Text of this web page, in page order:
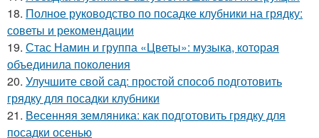
18. Полное руководство по посадке клубники на грядку:
советы и рекомендации
19. Стас Намин и группа «Цветы»: музыка, которая
объединила поколения
20. Улучшите свой сад: простой способ подготовить
грядку для посадки клубники
21. Весенняя земляника: как подготовить грядку для
посадки осенью